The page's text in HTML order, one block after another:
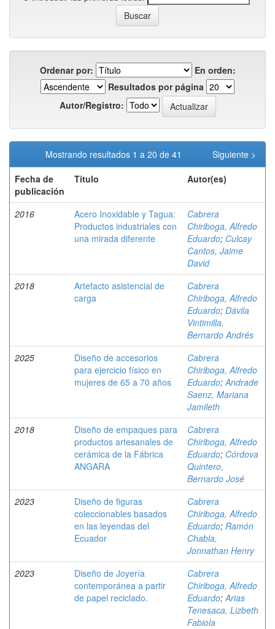
Ordenar por:
En orden:
Resultados por página
Autor/Registro:
Mostrando resultados 1 a 20 de 41
Siguiente >
Fecha de
publicación
Título Autor(es)
2016
Acero Inoxidable y Tagua:
Productos industriales con
una mirada diferente
Cabrera
Chiriboga, Alfredo
Eduardo; Culcay
Cantos, Jaime
David
2018
Artefacto asistencial de
carga
Cabrera
Chiriboga, Alfredo
Eduardo; Dávila
Vintimilla,
Bernardo Andrés
2025
Diseño de accesorios
para ejercicio físico en
mujeres de 65 a 70 años
Cabrera
Chiriboga, Alfredo
Eduardo;Andrade
Saenz, Mariana
Jamileth
2018
Diseño de empaques para
productos artesanales de
cerámica de la Fábrica
ANGARA
Cabrera
Chiriboga, Alfredo
Eduardo; Córdova
Quintero,
Bernardo José
2023
Diseño de figuras
coleccionables basados
en las leyendas del
Ecuador
Cabrera
Chiriboga, Alfredo
Eduardo; Ramón
Chabla,
Jonnathan Henry
2023
Diseño de Joyería
contemporánea a partir
de papel reciclado.
Cabrera
Chiriboga, Alfredo
Eduardo;Arias
Tenesaca, Lizbeth
Fabiola